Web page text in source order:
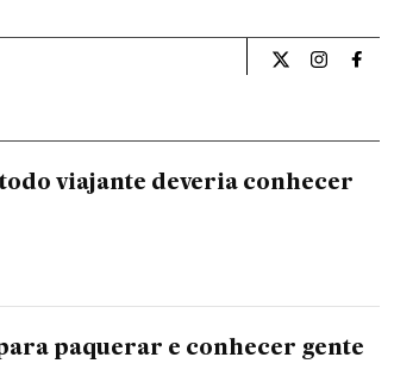
Economia El
Economia
viajante deveria conhecer
paquerar e conhecer gente